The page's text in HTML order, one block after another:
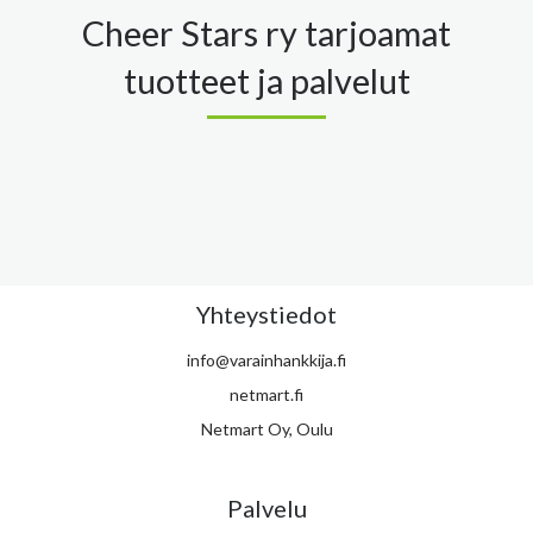
Cheer Stars ry tarjoamat
tuotteet ja palvelut
Yhteystiedot
info@varainhankkija.fi
netmart.fi
Netmart Oy, Oulu
Palvelu